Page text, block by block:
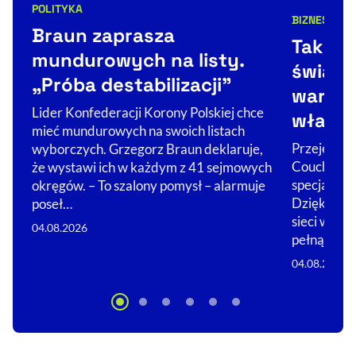
Kategorie artykułu:
POLITYKA
Braun zaprasza
mundurowych na listy.
„Próba destabilizacji”
Lider Konfederacji Korony Polskiej chce
mieć mundurowych na swoich listach
wyborczych. Grzegorz Braun deklaruje,
że wystawi ich w każdym z 41 sejmowych
okręgów. – To szalony pomysł – alarmuje
poseł…
04.08.2026
BIZNES
Tak
świat.
warto
Przejęcie
Couche-
Dzięki nim
sieci w
pełną…
04.08.2026